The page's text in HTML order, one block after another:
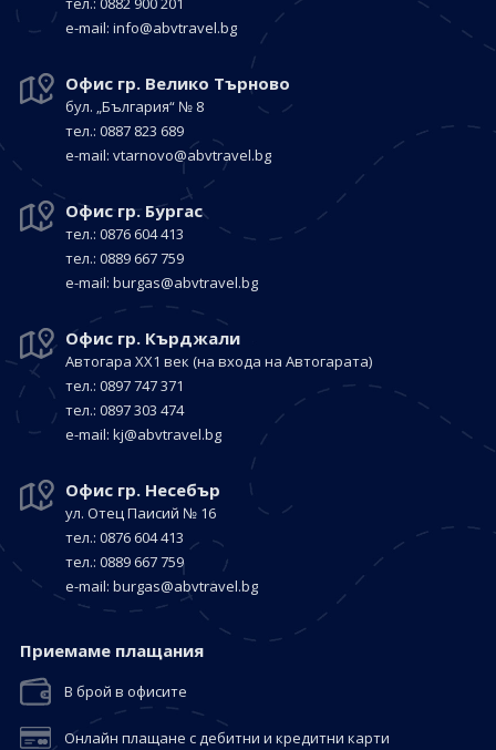
е-mail: info@abvtravel.bg
Офис гр. Велико Търново
бул. „България“ № 8
тел.: 0887 823 689
е-mail: vtarnovo@abvtravel.bg
Офис гр. Бургас
тел.: 0876 604 413
тел.: 0889 667 759
е-mail: burgas@abvtravel.bg
Офис гр. Кърджали
Автогара ХХ1 век (на входа на Автогарата)
тел.: 0897 747 371
тел.: 0897 303 474
е-mail: kj@abvtravel.bg
Офис гр. Несебър
ул. Отец Паисий № 16
тел.: 0876 604 413
тел.: 0889 667 759
е-mail: burgas@abvtravel.bg
Приемaме плащания
В брой в офисите
Онлайн плащане с дебитни и кредитни карти